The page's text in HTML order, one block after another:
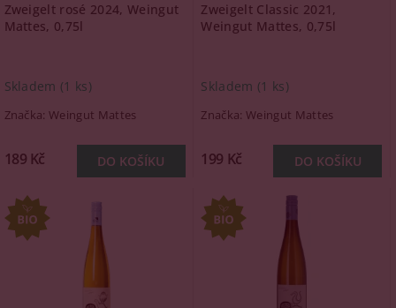
Zweigelt rosé 2024, Weingut
Mattes, 0,75l
Skladem (1 ks)
Značka:Weingut Mattes
189 Kč
Zweigelt Classic 2021,
Weingut Mattes, 0,75l
Skladem (1 ks)
Značka: Weingut Mattes
199 Kč